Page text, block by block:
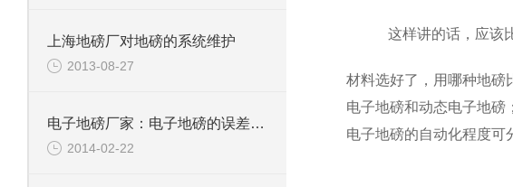
上海地磅厂对地磅的系统维护
2013-08-27
电子地磅厂家：电子地磅的误差是怎么计算的？
2014-02-22
这样讲的话，应该
材料选好了，用哪种地磅
电子地磅和动态电子地磅
电子地磅的自动化程度可